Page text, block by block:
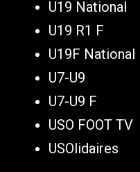
U19 National
U19 R1 F
U19F National
U7-U9
U7-U9 F
USO FOOT TV
USOlidaires